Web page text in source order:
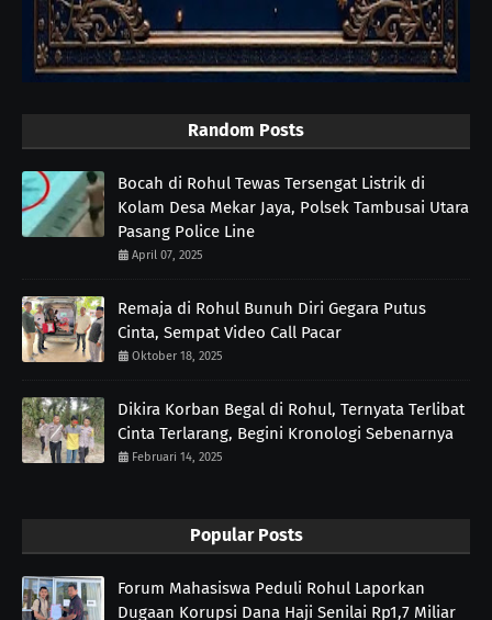
Random Posts
Bocah di Rohul Tewas Tersengat Listrik di
Kolam Desa Mekar Jaya, Polsek Tambusai Utara
Pasang Police Line
April 07, 2025
Remaja di Rohul Bunuh Diri Gegara Putus
Cinta, Sempat Video Call Pacar
Oktober 18, 2025
Dikira Korban Begal di Rohul, Ternyata Terlibat
Cinta Terlarang, Begini Kronologi Sebenarnya
Februari 14, 2025
Popular Posts
Forum Mahasiswa Peduli Rohul Laporkan
Dugaan Korupsi Dana Haji Senilai Rp1,7 Miliar